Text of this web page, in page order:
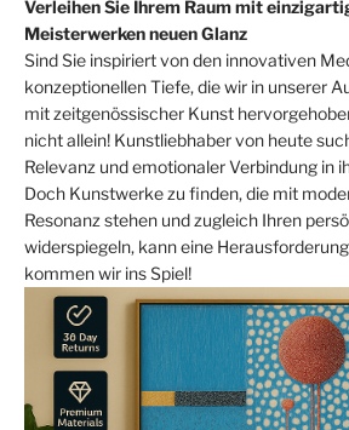
Verleihen Sie Ihrem Raum mit
Meisterwerken neuen Glanz
Sind Sie inspiriert von den innovativen
konzeptionellen Tiefe, die wir in unserer
mit zeitgenössischer Kunst
nicht allein! Kunstliebhaber von heute
Relevanz und emotionaler Verbindung in
Doch Kunstwerke zu finden, die mit
Resonanz stehen und zugleich Ihren
widerspiegeln, kann eine
kommen wir ins Spiel!